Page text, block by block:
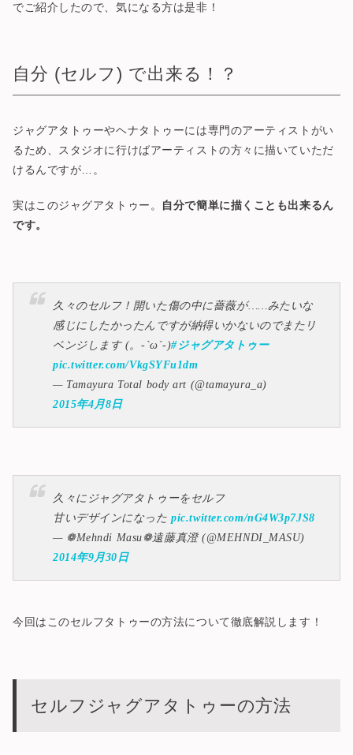
でご紹介したので、気になる方は是非！
自分 (セルフ) で出来る！？
ジャグアタトゥーやヘナタトゥーには専門のアーティストがい
るため、スタジオに行けばアーティストの方々に描いていただ
けるんですが…。
実はこのジャグアタトゥー。
自分で簡単に描くことも出来るん
です。
久々のセルフ！開いた傷の中に薔薇が……みたいな
感じにしたかったんですが納得いかないのでまたリ
ベンジします (。-`ω´-)#ジャグアタトゥー
pic.twitter.com/VkgSYFu1dm
— Tamayura Total body art (@tamayura_a)
2015年4月8日
久々にジャグアタトゥーをセルフ
甘いデザインになったpic.twitter.com/nG4W3p7JS8
— ❁Mehndi Masu❁遠藤真澄 (@MEHNDI_MASU)
2014年9月30日
今回はこのセルフタトゥーの方法について徹底解説します！
セルフジャグアタトゥーの方法